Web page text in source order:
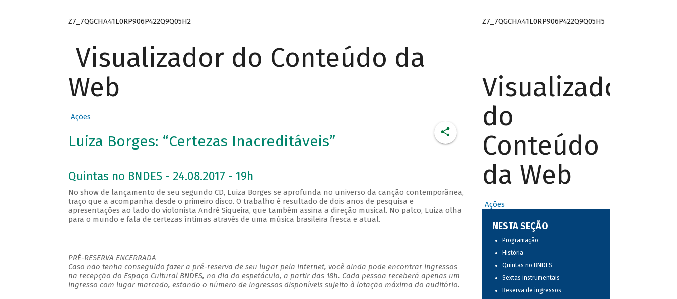
Z7_7QGCHA41L0RP906P422Q9Q05H2
Visualizador do Conteúdo da
Web
Ações
Luiza Borges: “Certezas Inacreditáveis”
Quintas no BNDES - 24.08.2017 - 19h
No show de lançamento de seu segundo CD, Luiza Borges se aprofunda no universo da canção contemporânea,
traço que a acompanha desde o primeiro disco. O trabalho é resultado de dois anos de pesquisa e
apresentações ao lado do violonista André Siqueira, que também assina a direção musical. No palco, Luiza olha
para o mundo e fala de certezas íntimas através de uma música brasileira fresca e atual.
PRÉ-RESERVA ENCERRADA
Caso não tenha conseguido fazer a pré-reserva de seu lugar pela internet, você ainda pode encontrar ingressos
na recepção do Espaço Cultural BNDES, no dia do espetáculo, a partir das 18h. Cada pessoa receberá apenas um
ingresso com lugar marcado, estando o número de ingressos disponíveis sujeito à lotação máxima do auditório.
Z7_7QGCHA41L0RP906P422Q9Q05H5
Visualizador
do
Conteúdo
da Web
Ações
NESTA SEÇÃO
Programação
História
Quintas no BNDES
Sextas instrumentais
Reserva de ingressos